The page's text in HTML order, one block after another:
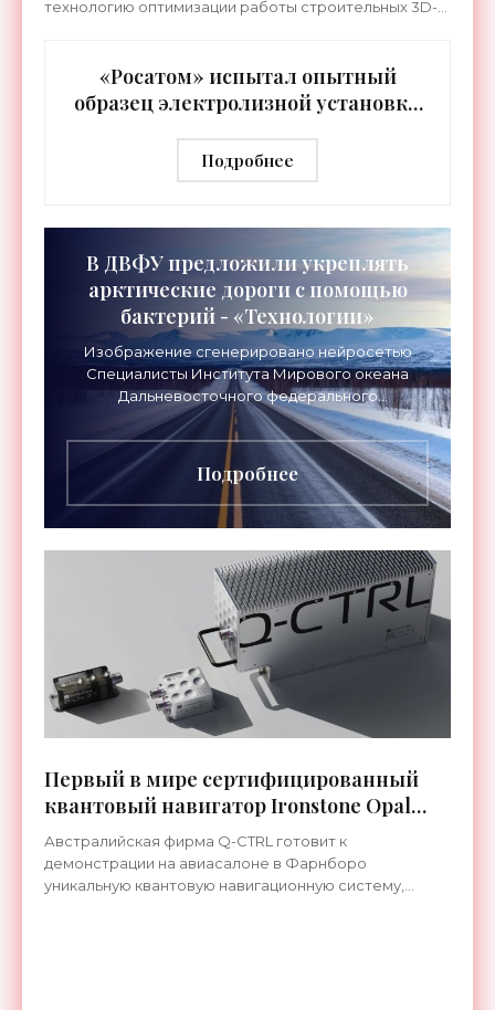
технологию оптимизации работы строительных 3D-
«Росатом» испытал опытный
образец электролизной установки
«Технологии»
Подробнее
В ДВФУ предложили укреплять
арктические дороги с помощью
бактерий - «Технологии»
Изображение сгенерировано нейросетью
Специалисты Института Мирового океана
Дальневосточного федерального
университета (ДВФУ) предложили
перспективный способ упрочнения грунтов,
который
Подробнее
Первый в мире сертифицированный
квантовый навигатор Ironstone Opal
работает без спутников GPS -
«Технологии»
Австралийская фирма Q-CTRL готовит к
демонстрации на авиасалоне в Фарнборо
уникальную квантовую навигационную систему,